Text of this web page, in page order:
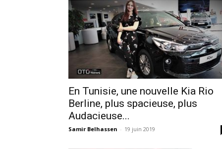
En Tunisie, une nouvelle Kia Rio
Berline, plus spacieuse, plus
Audacieuse...
Samir Belhassen - 19 juin 2019